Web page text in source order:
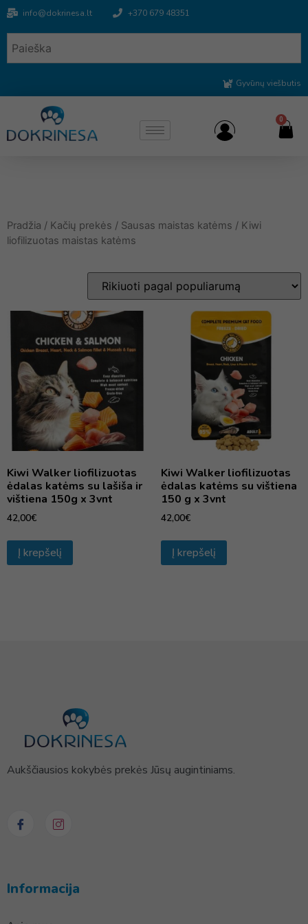
info@dokrinesa.lt +370 679 48351
Gyvūnų viešbutis
0
Pradžia / Kačių prekės / Sausas maistas katėms / Kiwi
liofilizuotas maistas katėms
Kiwi Walker liofilizuotas
ėdalas katėms su lašiša ir
vištiena 150g x 3vnt
42,00€
Į krepšelį
Kiwi Walker liofilizuotas
ėdalas katėms su vištiena
150 g x 3vnt
42,00€
Į krepšelį
Aukščiausios kokybės prekės Jūsų augintiniams.
Informacija